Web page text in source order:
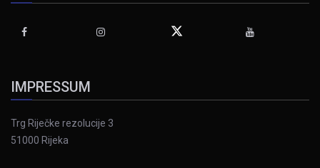
IMPRESSUM
Trg Riječke rezolucije 3
51000 Rijeka